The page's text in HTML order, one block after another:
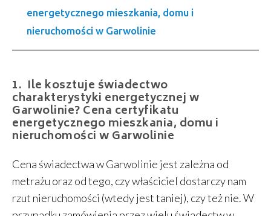
energetycznego mieszkania, domu i
nieruchomości w Garwolinie
Ile kosztuje świadectwo
charakterystyki energetycznej w
Garwolinie? Cena certyfikatu
energetycznego mieszkania, domu i
nieruchomości w Garwolinie
Cena świadectwa w Garwolinie jest zależna od
metrażu oraz od tego, czy właściciel dostarczy nam
rzut nieruchomości (wtedy jest taniej), czy też nie. W